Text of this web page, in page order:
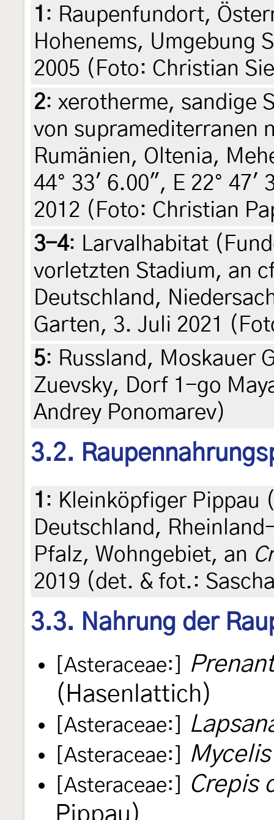
1 : Raupenfundort,
Hohenems, Umgebung
2005 (Foto: Christian
2: xerotherme, sandige
von supramediterranen
Rumänien, Oltenia,
44° 33' 6.00", E 22° 47'
2012 (Foto: Christian
3-4: Larvalhabitat
vorletzten Stadium, an
Deutschland,
Garten, 3. Juli 2021
5: Russland, Moskauer
Zuevsky, Dorf 1-go
Andrey Ponomarev)
3.2.
1 : Kleinköpfiger Pippau
Deutschland,
Pfalz, Wohngebiet, an
2019 (det. & fot.:
3.3. Nahrung der
[Asteraceae:]
(Hasenlattich)
[Asteraceae:]
[Asteraceae:]
[Asteraceae:]
Crepis
Pippau)